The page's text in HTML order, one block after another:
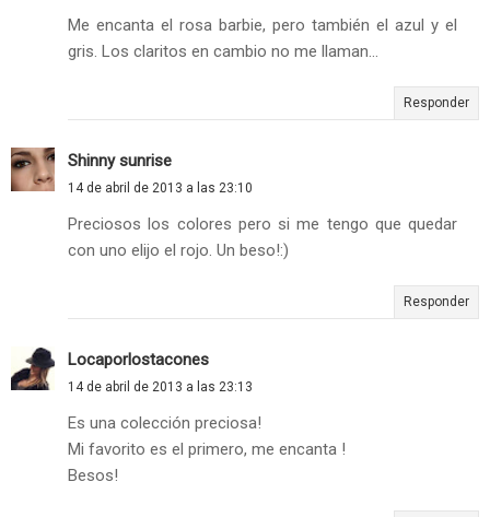
Me encanta el rosa barbie, pero también el azul y el
gris. Los claritos en cambio no me llaman...
Responder
Shinny sunrise
14 de abril de 2013 a las 23:10
Preciosos los colores pero si me tengo que quedar
con uno elijo el rojo. Un beso!:)
Responder
Locaporlostacones
14 de abril de 2013 a las 23:13
Es una colección preciosa!
Mi favorito es el primero, me encanta !
Besos!